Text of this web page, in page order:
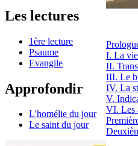
Les lectures
1ère lecture
Psaume
Evangile
Approfondir
L'homélie du jour
Le saint du jour
I. La
II.
III. Le
IV. La
V.
VI. Les